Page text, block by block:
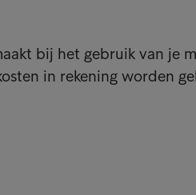
bij het gebruik van je
in rekening worden